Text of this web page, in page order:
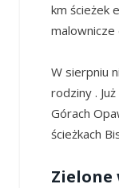
km ścieżek
W sierpniu
rodziny .
Górach
ścieżkach
Zielone